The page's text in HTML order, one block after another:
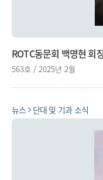
ROTC동문회 백명현 회
563호 / 2025년 2월
뉴스 단대 및 기과 소식